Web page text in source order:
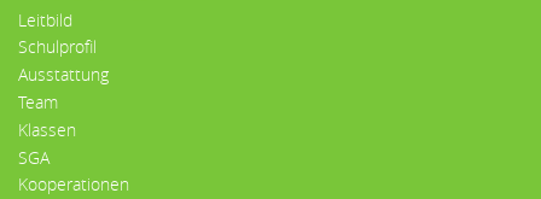
Leitbild
Schulprofil
Ausstattung
Team
Klassen
SGA
Kooperationen